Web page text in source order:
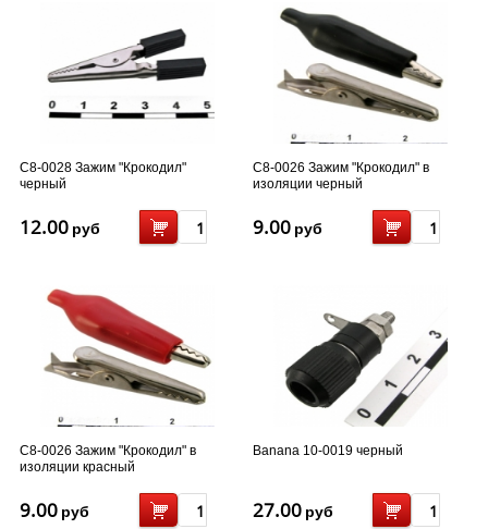
С8-0028 Зажим "Крокодил"
черный
12.00 руб
С8-0026 Зажим "Крокодил" в
изоляции черный
9.00 руб
С8-0026 Зажим "Крокодил" в
изоляции красный
9.00 руб
Banana 10-0019 черный
27.00 руб